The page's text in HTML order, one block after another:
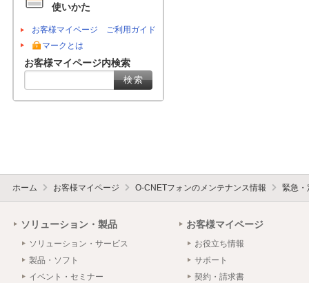
使いかた
お客様マイページ ご利用ガイド
マークとは
お客様マイページ内検索
ホーム お客様マイページ O-CNETフォンのメンテナンス情報 緊急・
ソリューション・製品
ソリューション・サービス
製品・ソフト
イベント・セミナー
お客様マイページ
お役立ち情報
サポート
契約・請求書